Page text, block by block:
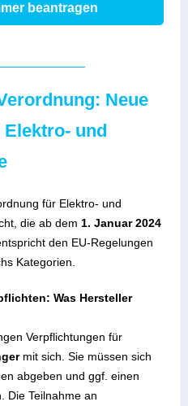
beantragen
Neue
und
für Elektro- und
die ab dem 1. Januar 2024
den EU-Regelungen
Kategorien.
Was Hersteller
Verpflichtungen für
mit sich. Sie müssen sich
abgeben und ggf. einen
Die Teilnahme an